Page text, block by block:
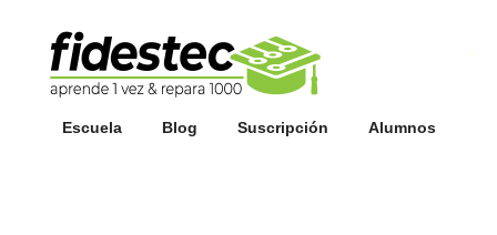
Escuela Blog Suscripción Alumnos